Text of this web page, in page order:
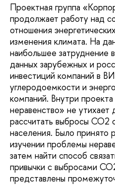
Проектная группа
продолжает работу над
отношения
изменения климата. На
наибольшее затруднение
данных зарубежных и
инвестиций компаний в
углеродоемкости и
компаний. Внутри
неравенство» не утихает
рассчитать выбросы СО2
населения. Было принято
изучении проблемы
затем найти способ
привычки с выбросами
представлены